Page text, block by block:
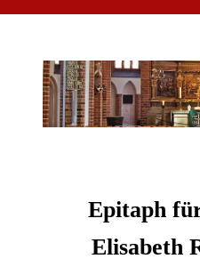
Epitaph
Elisabeth